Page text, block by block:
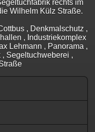
rechts im
Wilhelm Külz Straße.
, Denkmalschutz ,
, Industriekomplex
Lehmann , Panorama ,
Segeltuchweberei ,